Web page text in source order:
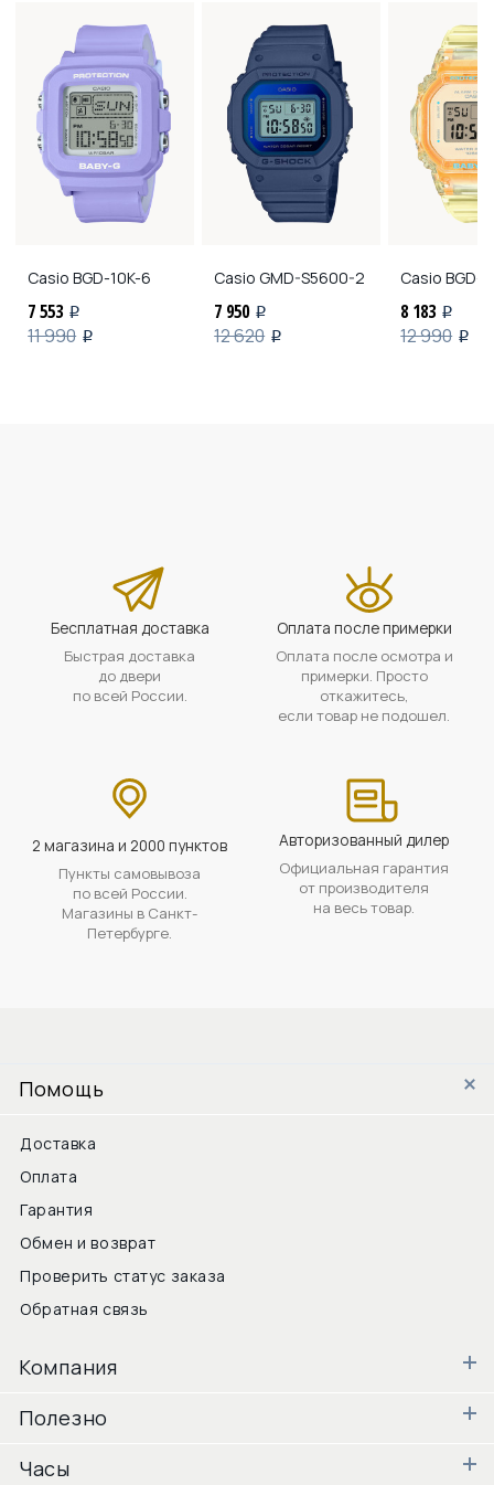
Casio BGD-10K-6
7 553 i
11 990 i
Casio GMD-S5600-2
7 950 i
12 620 i
Casio BGD-
8 183 i
12 990 i
Бесплатная доставка
Быстрая доставка
до двери
по всей России.
Оплата после примерки
Оплата после осмотра и
примерки. Просто
откажитесь,
если товар не подошел.
2 магазина и 2000 пунктов
Пункты самовывоза
по всей России.
Магазины в Санкт-
Петербурге.
Авторизованный дилер
Официальная гарантия
от производителя
на весь товар.
Помощь
Доставка
Оплата
Гарантия
Обмен и возврат
Проверить статус заказа
Обратная связь
Компания
Полезно
Часы